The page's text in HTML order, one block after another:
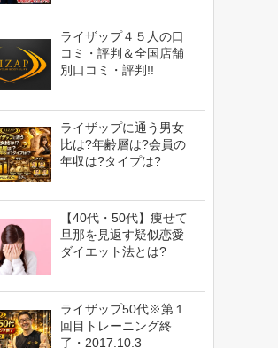
ライザップ４５人の口
コミ・評判＆全国店舗
別口コミ・評判!!
ライザップに通う男女
比は?年齢層は?会員の
年収は?タイプは?
【40代・50代】痩せて
旦那を見返す疑似恋愛
ダイエット法とは?
ライザップ50代※第１
回目トレーニング終
了・2017.10.3